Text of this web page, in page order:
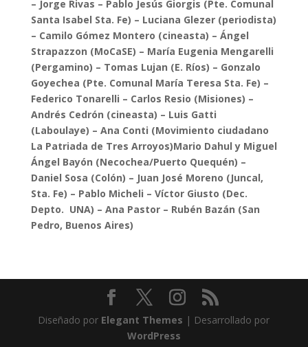
– Jorge Rivas – Pablo Jesús Giorgis (Pte. Comunal
Santa Isabel Sta. Fe) – Luciana Glezer (periodista)
– Camilo Gómez Montero (cineasta) – Ángel
Strapazzon (MoCaSE) – María Eugenia Mengarelli
(Pergamino) – Tomas Lujan (E. Ríos) – Gonzalo
Goyechea (Pte. Comunal María Teresa Sta. Fe) –
Federico Tonarelli – Carlos Resio (Misiones) –
Andrés Cedrón (cineasta) – Luis Gatti
(Laboulaye) – Ana Conti (Movimiento ciudadano
La Patriada de Tres Arroyos)Mario Dahul y Miguel
Ángel Bayón (Necochea/Puerto Quequén) –
Daniel Sosa (Colón) – Juan José Moreno (Juncal,
Sta. Fe) – Pablo Micheli – Víctor Giusto (Dec.
Depto. UNA) – Ana Pastor – Rubén Bazán (San
Pedro, Buenos Aires)
Diseñado por Elegant Themes | Desarrollado por
WordPress